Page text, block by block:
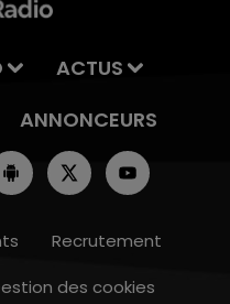
ACTUS
ANNONCEURS
Recrutement
des cookies